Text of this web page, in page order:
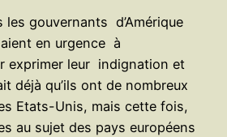
les gouvernants d’Amérique
en urgence à
exprimer leur indignation et
déjà qu’ils ont de nombreux
Etats-Unis, mais cette fois,
au sujet des pays européens